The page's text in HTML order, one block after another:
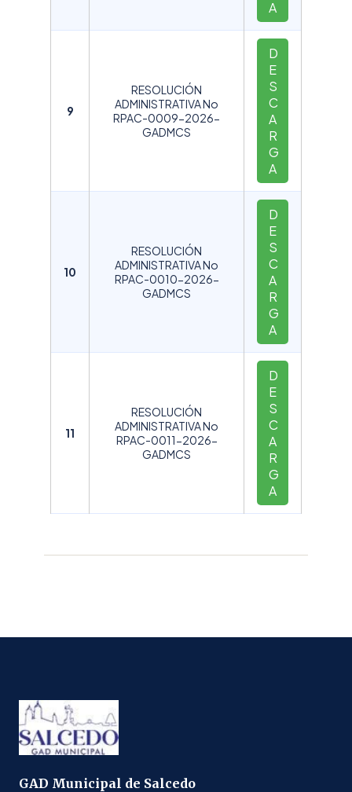
A
9
RESOLUCIÓN
ADMINISTRATIVA No
RPAC-0009-2026-
GADMCS
D
E
S
C
A
R
G
A
10
RESOLUCIÓN
ADMINISTRATIVA No
RPAC-0010-2026-
GADMCS
D
E
S
C
A
R
G
A
11
RESOLUCIÓN
ADMINISTRATIVA No
RPAC-0011-2026-
GADMCS
D
E
S
C
A
R
G
A
GAD Municipal de Salcedo